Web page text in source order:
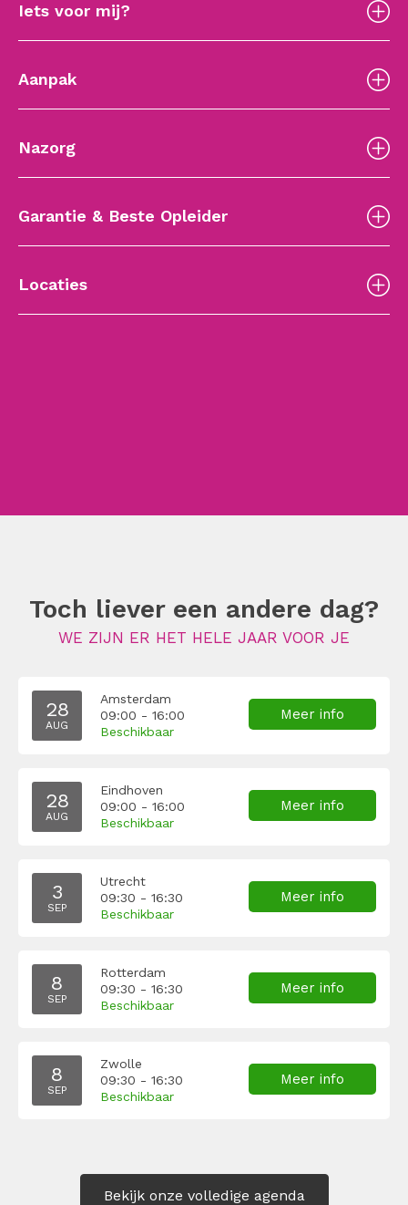
Iets voor mij?
Aanpak
Nazorg
Garantie & Beste Opleider
Locaties
Toch liever een andere dag?
WE ZIJN ER HET HELE JAAR VOOR JE
28
AUG
Amsterdam
09:00 - 16:00
Beschikbaar
Meer info
28
AUG
Eindhoven
09:00 - 16:00
Beschikbaar
Meer info
3
SEP
Utrecht
09:30 - 16:30
Beschikbaar
Meer info
8
SEP
Rotterdam
09:30 - 16:30
Beschikbaar
Meer info
8
SEP
Zwolle
09:30 - 16:30
Beschikbaar
Meer info
Bekijk onze volledige agenda